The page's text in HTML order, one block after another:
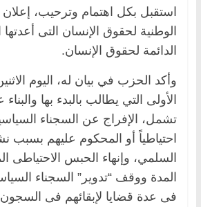
استقبل بكل اهتمام وترحيب، إعلان
الوطنية لحقوق الإنسان التى أعدتها
الدائمة لحقوق الإنسان.
وأكد الحزب في بيان له، اليوم
الأولى التي يطالب بالبدء بها
تشمل، الإفراج عن السجناء
احتياطياً أو المحكوم عليهم بسبب
السلمي، وإنهاء الحبس الاحتياطى
المدة ووقف “تدوير” السجناء
فى عدة قضايا لإبقائهم فى